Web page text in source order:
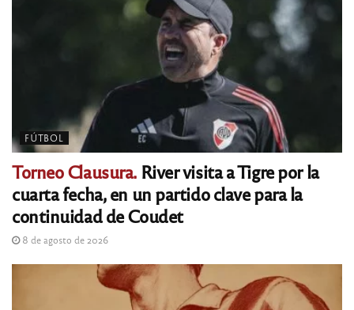
FÚTBOL
Torneo Clausura.River visita a Tigre por la
cuarta fecha, en un partido clave para la
continuidad de Coudet
8 de agosto de 2026